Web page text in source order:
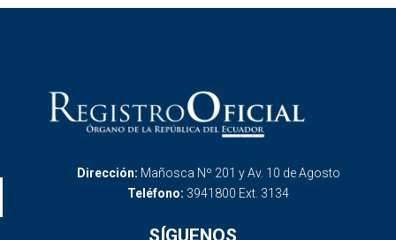
Dirección: Mañosca Nº 201 y Av. 10 de Agosto
Teléfono: 3941800 Ext. 3134
SÍGUENOS